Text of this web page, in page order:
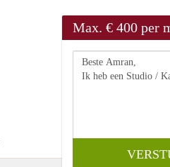
Max. € 400 per